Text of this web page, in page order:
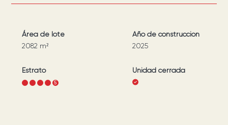
Área de lote
2082 m²
Año de construcción
2025
Estrato
4 5
Unidad cerrada